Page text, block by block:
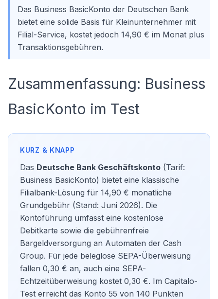
Das Business BasicKonto der Deutschen Bank
bietet eine solide Basis für Kleinunternehmer mit
Filial-Service, kostet jedoch 14,90 € im Monat plus
Transaktionsgebühren.
Zusammenfassung: Business
BasicKonto im Test
Das Deutsche Bank Geschäftskonto (Tarif:
Business BasicKonto) bietet eine klassische
Filialbank-Lösung für 14,90 € monatliche
Grundgebühr (Stand: Juni 2026). Die
Kontoführung umfasst eine kostenlose
Debitkarte sowie die gebührenfreie
Bargeldversorgung an Automaten der Cash
Group. Für jede beleglose SEPA-Überweisung
fallen 0,30 € an, auch eine SEPA-
Echtzeitüberweisung kostet 0,30 €. Im Capitalo-
Test erreicht das Konto 55 von 140 Punkten